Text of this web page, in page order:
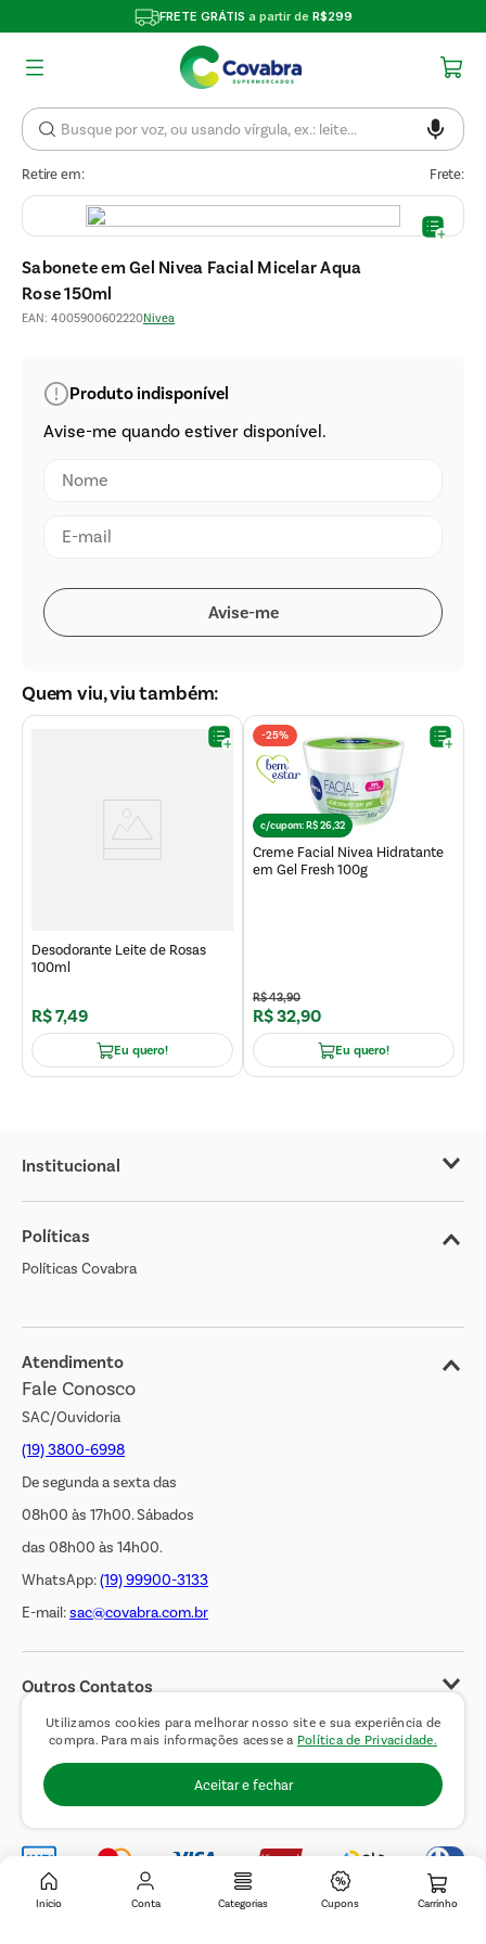
Utilizamos cookies para melhorar nosso site e sua experiência de
compra. Para mais informações acesse a Política de Privacidade.
Aceitar e fechar
FRETE GRÁTIS a partir de R$299
Retire em: Frete:
Inicio Conta Categorias Cupons
Sabonete em Gel Nivea Facial Micelar Aqua
Rose 150ml
EAN: 4005900602220Nivea
Quem viu, viu também:
Desodorante Leite de Rosas
100ml
R$7,49
Eu quero!
-25%
c/cupom:R$26,32
Creme Facial Nivea Hidratante
em Gel Fresh 100g
R$43,90
R$32,90
Eu quero!
Institucional
Sobre o Covabra
Nossas Lojas
Cliente Bem Estar
Jornal de Ofertas
Transparência Salarial
Políticas
Políticas Covabra
Atendimento
Fale Conosco
SAC/Ouvidoria
(19) 3800-6998
De segunda a sexta das
08h00 às 17h00. Sábados
das 08h00 às 14h00.
WhatsApp:(19) 99900-3133
E-mail:sac@covabra.com.br
Outros Contatos
Negócios Imobiliários
Trabalhe Conosco